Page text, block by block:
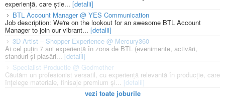
experiență, care știe... [detalii]
BTL Account Manager @ YES Communication
Job description: We're on the lookout for an awesome BTL Account
Manager to join our vibrant... [detalii]
3D Artist – Shopper Experience @ Mercury360
Ai cel puțin 7 ani experiență în zona de BTL (evenimente, activări,
standuri și plasări...[detalii]
Specialist Productie @ Godmother
Căutăm un profesionist versatil, cu experiență relevantă în producție, care
înțelege materiale, finisaje premium și... [detalii]
vezi toate joburile